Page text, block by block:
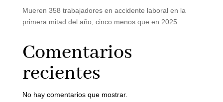
Mueren 358 trabajadores en accidente laboral en la
primera mitad del año, cinco menos que en 2025
Comentarios
recientes
No hay comentarios que mostrar.